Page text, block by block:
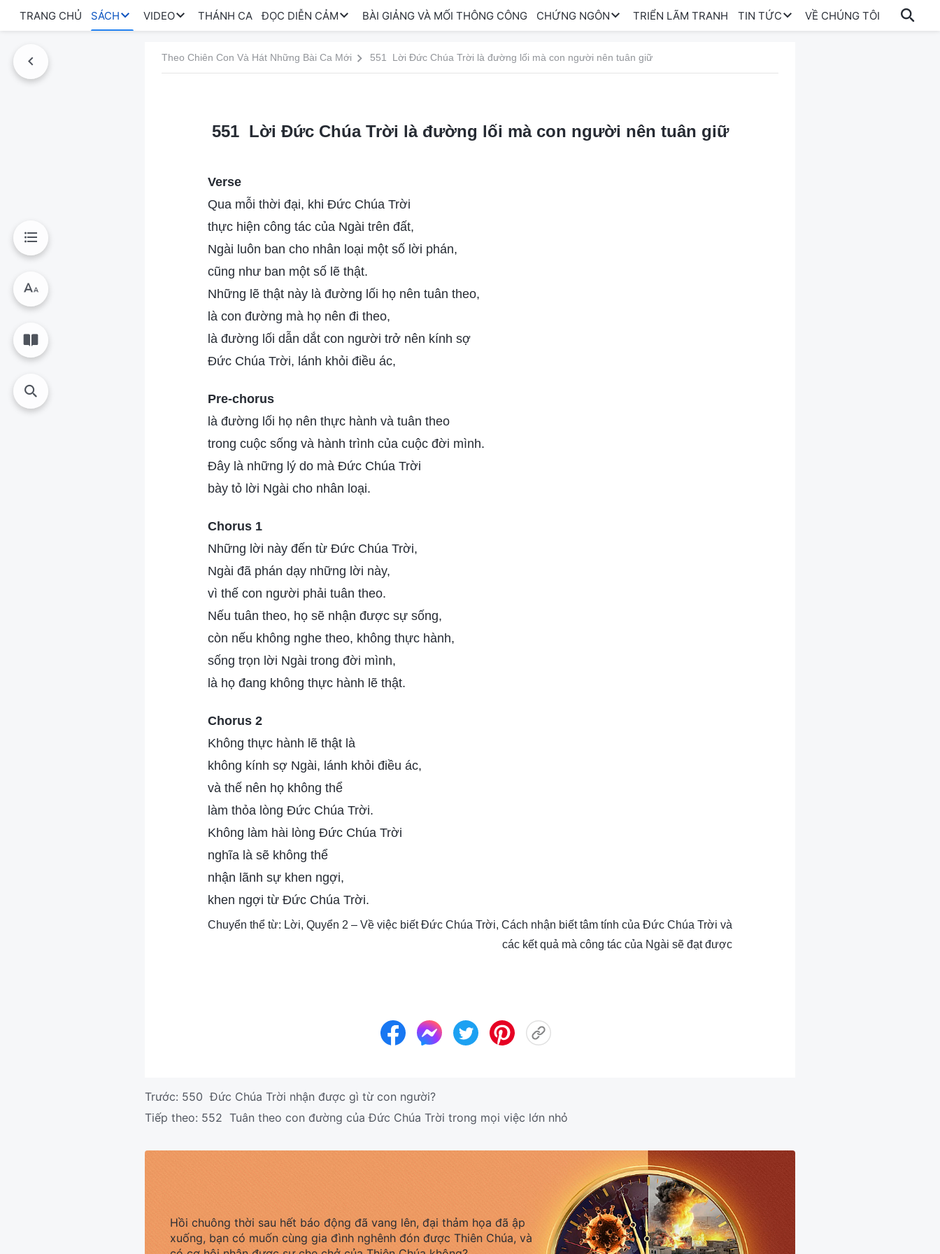
TRANG CHỦ SÁCH VIDEO THÁNH CA ĐỌC DIỄN CẢM BÀI GIẢNG VÀ MỐI THÔNG CÔNG CHỨNG NGÔN TRIỂN LÃM TRANH TIN TỨC VỀ CHÚNG TÔI
Theo Chiên Con Và Hát Những Bài Ca Mới 551 Lời Đức Chúa Trời là đường lối mà con người nên tuân giữ
551 Lời Đức Chúa Trời là đường lối mà con người nên tuân giữ
Verse
Qua mỗi thời đại, khi Đức Chúa Trời
thực hiện công tác của Ngài trên đất,
Ngài luôn ban cho nhân loại một số lời phán,
cũng như ban một số lẽ thật.
Những lẽ thật này là đường lối họ nên tuân theo,
là con đường mà họ nên đi theo,
là đường lối dẫn dắt con người trở nên kính sợ
Đức Chúa Trời, lánh khỏi điều ác,
Pre-chorus
là đường lối họ nên thực hành và tuân theo
trong cuộc sống và hành trình của cuộc đời mình.
Đây là những lý do mà Đức Chúa Trời
bày tỏ lời Ngài cho nhân loại.
Chorus 1
Những lời này đến từ Đức Chúa Trời,
Ngài đã phán dạy những lời này,
vì thế con người phải tuân theo.
Nếu tuân theo, họ sẽ nhận được sự sống,
còn nếu không nghe theo, không thực hành,
sống trọn lời Ngài trong đời mình,
là họ đang không thực hành lẽ thật.
Chorus 2
Không thực hành lẽ thật là
không kính sợ Ngài, lánh khỏi điều ác,
và thế nên họ không thể
làm thỏa lòng Đức Chúa Trời.
Không làm hài lòng Đức Chúa Trời
nghĩa là sẽ không thể
nhận lãnh sự khen ngợi,
khen ngợi từ Đức Chúa Trời.
Chuyển thể từ: Lời, Quyển 2 – Về việc biết Đức Chúa Trời, Cách nhận biết tâm tính của Đức Chúa Trời và
các kết quả mà công tác của Ngài sẽ đạt được
Trước: 550 Đức Chúa Trời nhận được gì từ con người?
Tiếp theo: 552 Tuân theo con đường của Đức Chúa Trời trong mọi việc lớn nhỏ
Hồi chuông thời sau hết báo động đã vang lên, đại thảm họa đã ập
xuống, bạn có muốn cùng gia đình nghênh đón được Thiên Chúa, và